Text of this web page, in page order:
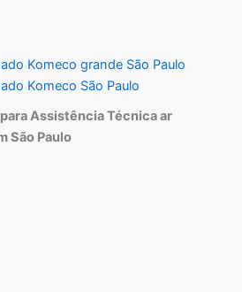
Komeco grande São Paulo
Komeco São Paulo
Assistência Técnica ar
São Paulo